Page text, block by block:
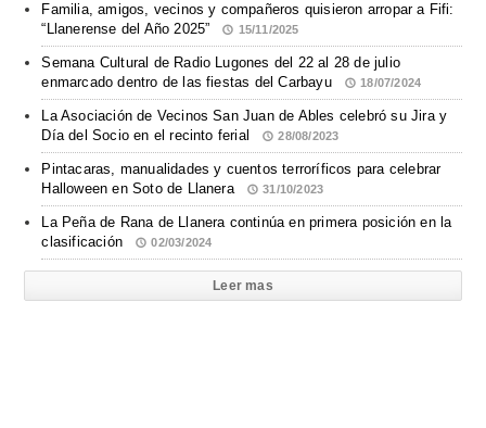
Familia, amigos, vecinos y compañeros quisieron arropar a Fifi:
“Llanerense del Año 2025”
15/11/2025
Semana Cultural de Radio Lugones del 22 al 28 de julio
enmarcado dentro de las fiestas del Carbayu
18/07/2024
La Asociación de Vecinos San Juan de Ables celebró su Jira y
Día del Socio en el recinto ferial
28/08/2023
Pintacaras, manualidades y cuentos terroríficos para celebrar
Halloween en Soto de Llanera
31/10/2023
La Peña de Rana de Llanera continúa en primera posición en la
clasificación
02/03/2024
Leer mas